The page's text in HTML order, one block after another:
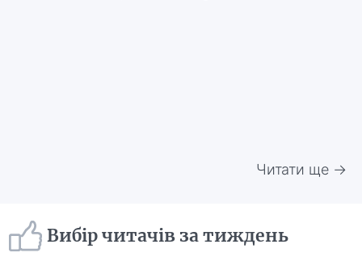
Читати ще →
Вибір читачів за тиждень